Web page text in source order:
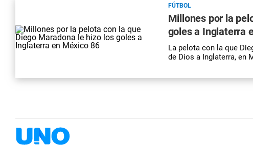
FÚTBOL
Millones por la
goles a Inglaterra
La pelota con la que
de Dios a Inglaterra, en